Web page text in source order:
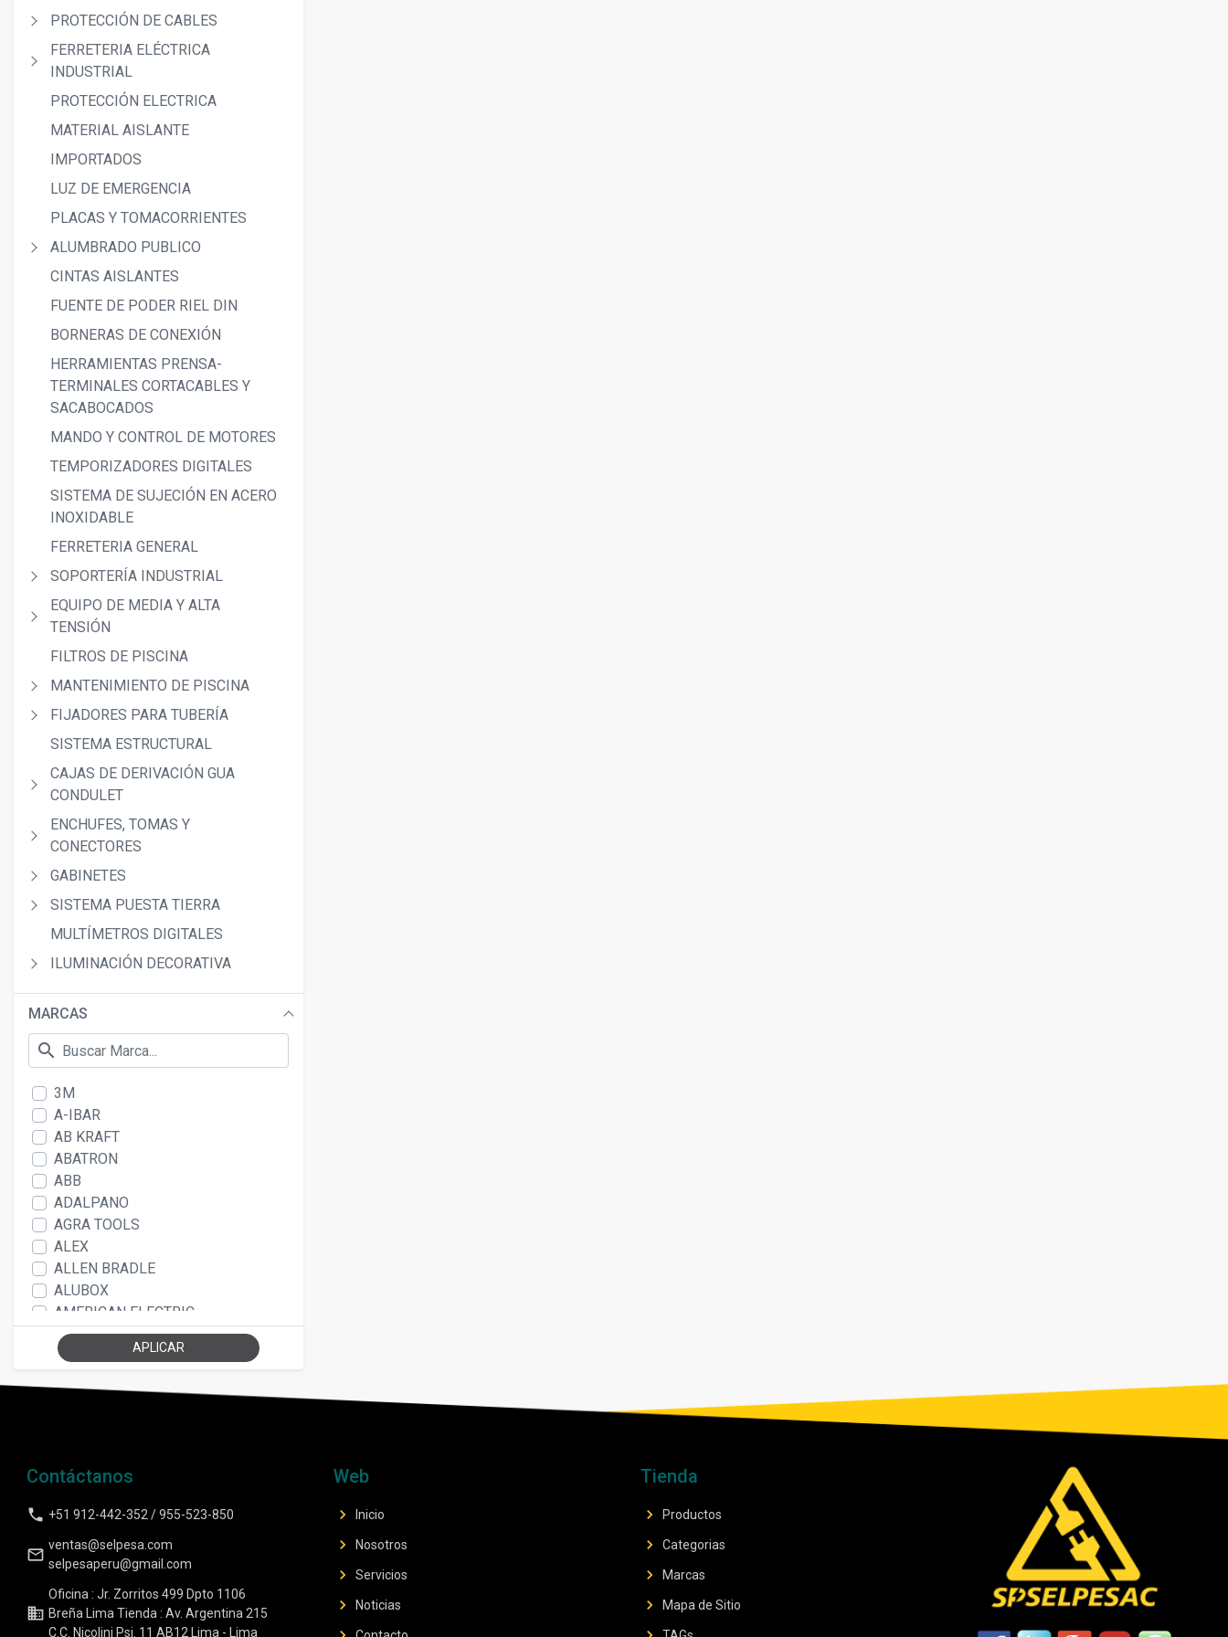
PROTECCIÓN DE CABLES
FERRETERIA ELÉCTRICA
INDUSTRIAL
PROTECCIÓN ELECTRICA
MATERIAL AISLANTE
IMPORTADOS
LUZ DE EMERGENCIA
PLACAS Y TOMACORRIENTES
ALUMBRADO PUBLICO
CINTAS AISLANTES
FUENTE DE PODER RIEL DIN
BORNERAS DE CONEXIÓN
HERRAMIENTAS PRENSA-
TERMINALES CORTACABLES Y
SACABOCADOS
MANDO Y CONTROL DE MOTORES
TEMPORIZADORES DIGITALES
SISTEMA DE SUJECIÓN EN ACERO
INOXIDABLE
FERRETERIA GENERAL
SOPORTERÍA INDUSTRIAL
EQUIPO DE MEDIA Y ALTA
TENSIÓN
FILTROS DE PISCINA
MANTENIMIENTO DE PISCINA
FIJADORES PARA TUBERÍA
SISTEMA ESTRUCTURAL
CAJAS DE DERIVACIÓN GUA
CONDULET
ENCHUFES, TOMAS Y
CONECTORES
GABINETES
SISTEMA PUESTA TIERRA
MULTÍMETROS DIGITALES
ILUMINACIÓN DECORATIVA
MARCAS
search
3M
A-IBAR
AB KRAFT
ABATRON
ABB
ADALPANO
AGRA TOOLS
ALEX
ALLEN BRADLE
ALUBOX
AMERICAN ELECTRIC
AMERICAN STANDART
AMP
BASOR
BEISIT
BELDEN
BRANDE
BROOK LIGHTING
BTICINO
BURNDY
APLICAR
Contáctanos
phone +51 912-442-352 / 955-523-850
mail_outline
ventas@selpesa.com
selpesaperu@gmail.com
business
Oficina : Jr. Zorritos 499 Dpto 1106
Breña Lima Tienda : Av. Argentina 215
C.C. Nicolini Psj. 11 AB12 Lima - Lima
Web
chevron_right Inicio
chevron_right Nosotros
chevron_right Servicios
chevron_right Noticias
Tienda
chevron_right Productos
chevron_right Categorias
chevron_right Marcas
chevron_right Mapa de Sitio